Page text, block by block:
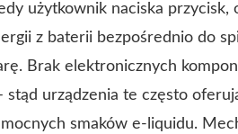
użytkownik naciska przycisk,
z baterii bezpośrednio do
Brak elektronicznych
stąd urządzenia te często
smaków e-liquidu.